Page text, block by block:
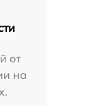
от
на